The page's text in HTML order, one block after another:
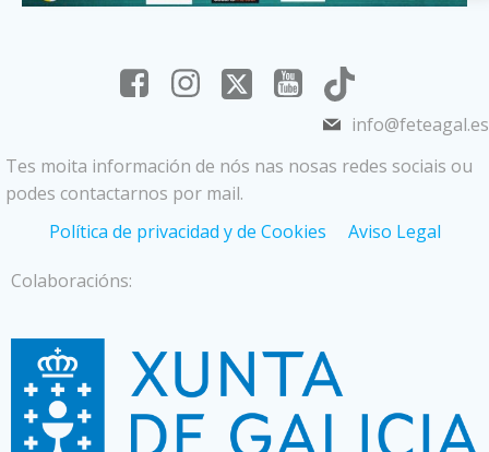
info@feteagal.es
Tes moita información de nós nas nosas redes sociais ou
podes contactarnos por mail.
Política de privacidad y de Cookies
Aviso Legal
Colaboracións: